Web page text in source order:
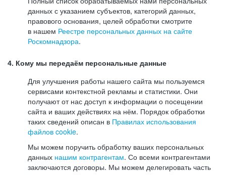
данных с указанием субъектов, категорий данных,
правового основания, целей обработки смотрите
в нашем Реестре персональных данных на сайте
Роскомнадзора.
4. Кому мы передаём персональные данные
Для улучшения работы нашего сайта мы пользуемся
сервисами контекстной рекламы и статистики. Они
получают от нас доступ к информации о посещении
сайта и ваших действиях на нём. Порядок обработки
таких сведений описан в Правилах использования
файлов cookie.
Мы можем поручить обработку ваших персональных
данных нашим контрагентам. Со всеми контрагентами
заключаются договоры. Мы можем делегировать часть